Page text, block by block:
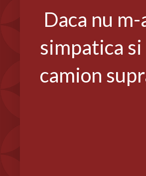
Daca nu
simpatica
camion